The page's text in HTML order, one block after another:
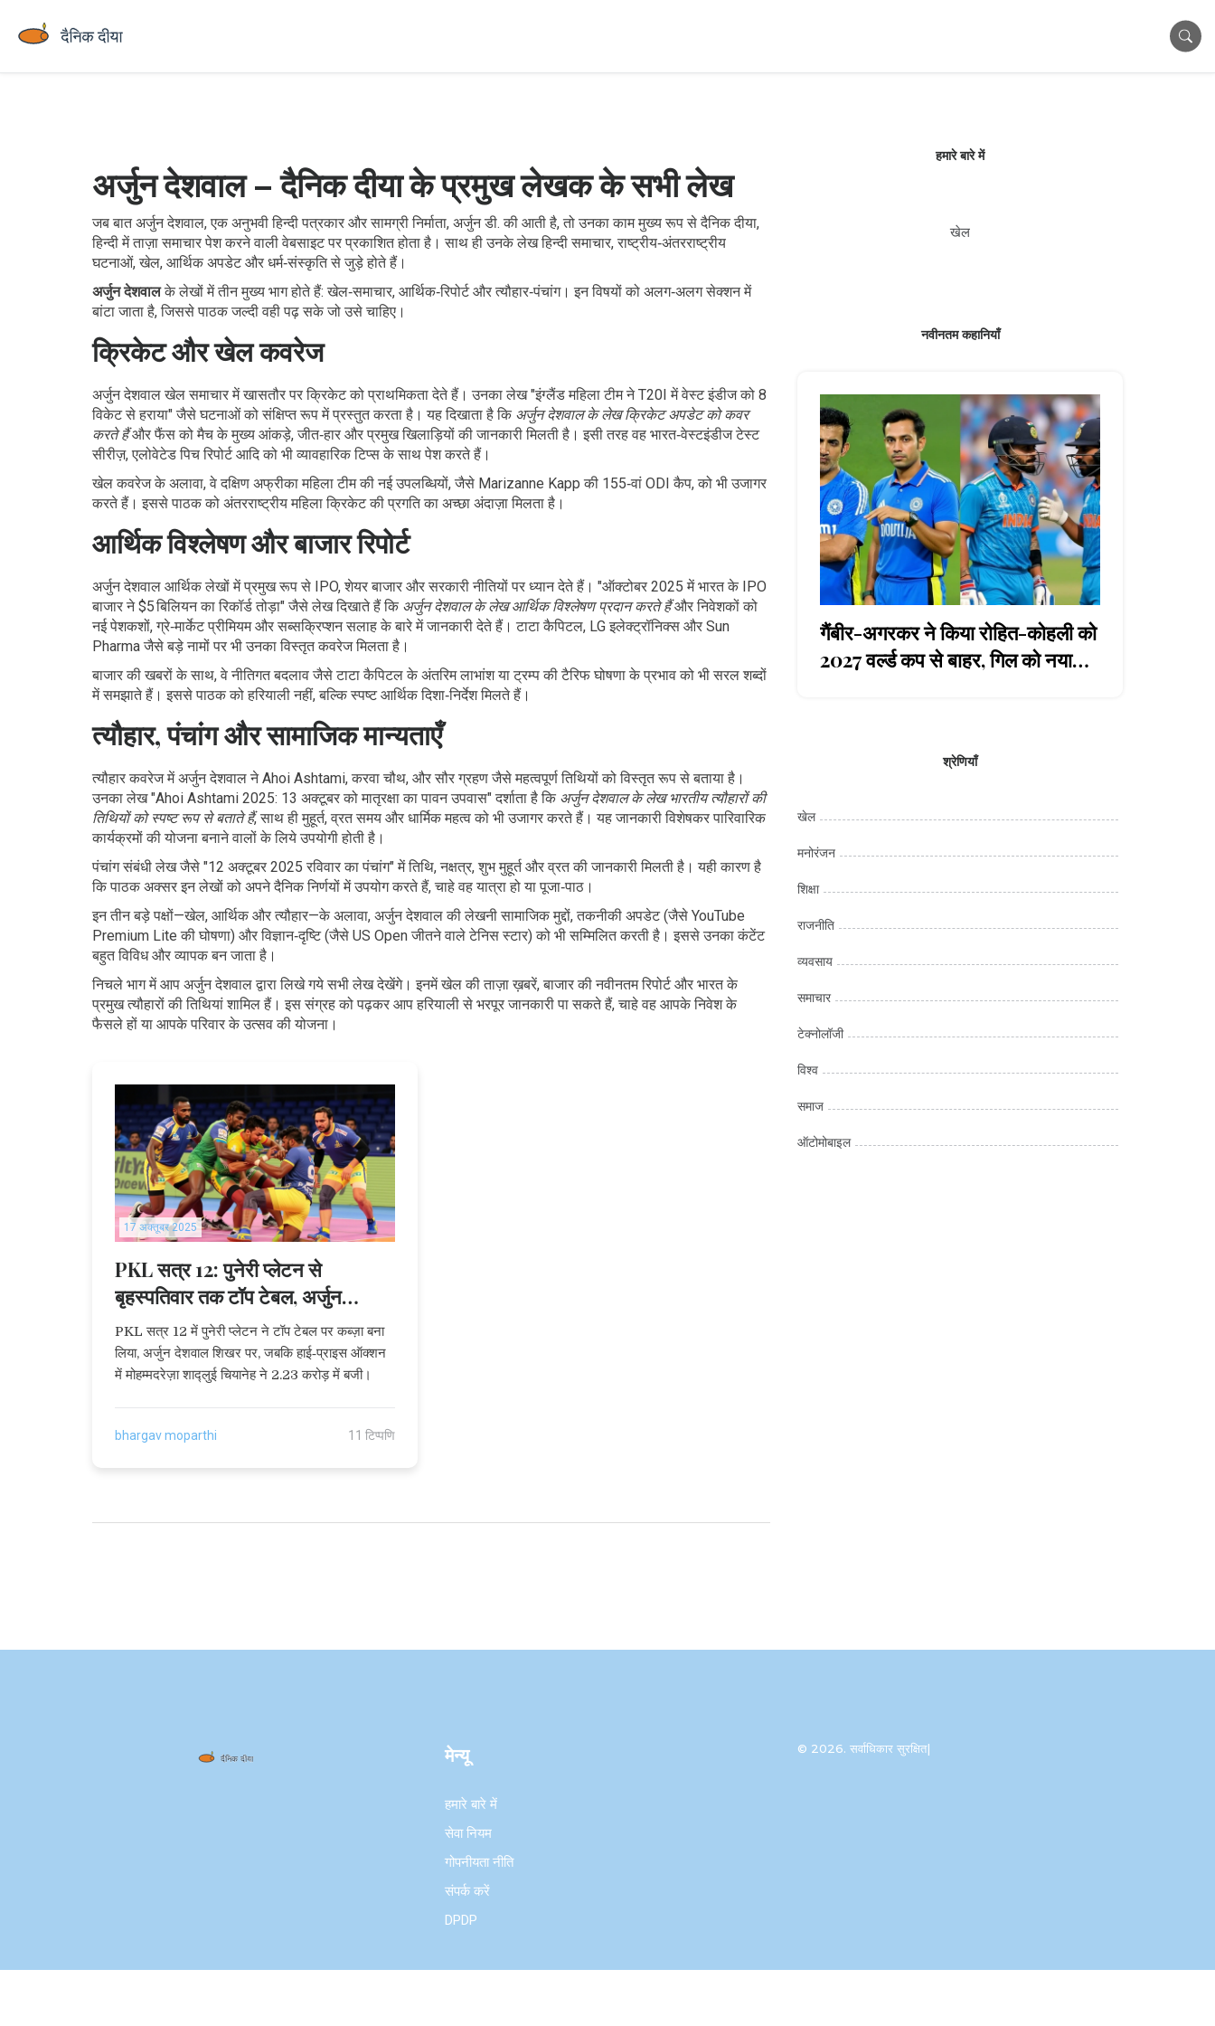
अर्जुन देशवाल – दैनिक दीया के प्रमुख लेखक के सभी लेख
जब बातअर्जुन देशवाल,एक अनुभवी हिन्दी पत्रकार और सामग्री निर्माता, अर्जुन डी. की आती है, तो उनका काम मुख्य रूप सेदैनिक दीया,
हिन्दी में ताज़ा समाचार पेश करने वाली वेबसाइटपर प्रकाशित होता है। साथ ही उनके लेखहिन्दी समाचार,राष्ट्रीय‑अंतरराष्ट्रीय
घटनाओं, खेल, आर्थिक अपडेट और धर्म‑संस्कृति से जुड़े होते हैं।
अर्जुन देशवालके लेखों में तीन मुख्य भाग होते हैं: खेल‑समाचार, आर्थिक‑रिपोर्ट और त्यौहार‑पंचांग। इन विषयों को अलग‑अलग सेक्शन में
बांटा जाता है, जिससे पाठक जल्दी वही पढ़ सके जो उसे चाहिए।
क्रिकेट और खेल कवरेज
अर्जुन देशवाल खेल समाचार में खासतौर पर क्रिकेट को प्राथमिकता देते हैं। उनका लेख "इंग्लैंड महिला टीम ने T20I में वेस्ट इंडीज को 8
विकेट से हराया" जैसे घटनाओं को संक्षिप्त रूप में प्रस्तुत करता है। यह दिखाता है कि अर्जुन देशवाल के लेख क्रिकेट अपडेट को कवर
करते हैंऔर फैंस को मैच के मुख्य आंकड़े, जीत‑हार और प्रमुख खिलाड़ियों की जानकारी मिलती है। इसी तरह वह भारत‑वेस्टइंडीज टेस्ट
सीरीज़, एलोवेटेड पिच रिपोर्ट आदि को भी व्यावहारिक टिप्स के साथ पेश करते हैं।
खेल कवरेज के अलावा, वे दक्षिण अफ्रीका महिला टीम की नई उपलब्धियों, जैसे Marizanne Kapp की 155‑वां ODI कैप, को भी उजागर
करते हैं। इससे पाठक को अंतरराष्ट्रीय महिला क्रिकेट की प्रगति का अच्छा अंदाज़ा मिलता है।
आर्थिक विश्लेषण और बाजार रिपोर्ट
अर्जुन देशवाल आर्थिक लेखों में प्रमुख रूप से IPO, शेयर बाजार और सरकारी नीतियों पर ध्यान देते हैं। "ऑक्टोबर 2025 में भारत के IPO
बाजार ने $5 बिलियन का रिकॉर्ड तोड़ा" जैसे लेख दिखाते हैं कि अर्जुन देशवाल के लेख आर्थिक विश्लेषण प्रदान करते हैंऔर निवेशकों को
नई पेशकशों, ग्रे‑मार्केट प्रीमियम और सब्सक्रिप्शन सलाह के बारे में जानकारी देते हैं। टाटा कैपिटल, LG इलेक्ट्रॉनिक्स और Sun
Pharma जैसे बड़े नामों पर भी उनका विस्तृत कवरेज मिलता है।
बाजार की खबरों के साथ, वे नीतिगत बदलाव जैसे टाटा कैपिटल के अंतरिम लाभांश या ट्रम्प की टैरिफ घोषणा के प्रभाव को भी सरल शब्दों
में समझाते हैं। इससे पाठक को हरियाली नहीं, बल्कि स्पष्ट आर्थिक दिशा‑निर्देश मिलते हैं।
त्यौहार, पंचांग और सामाजिक मान्यताएँ
त्यौहार कवरेज में अर्जुन देशवाल ने Ahoi Ashtami, करवा चौथ, और सौर ग्रहण जैसे महत्वपूर्ण तिथियों को विस्तृत रूप से बताया है।
उनका लेख "Ahoi Ashtami 2025: 13 अक्टूबर को मातृरक्षा का पावन उपवास" दर्शाता है कि अर्जुन देशवाल के लेख भारतीय त्यौहारों की
तिथियों को स्पष्ट रूप से बताते हैं, साथ ही मुहूर्त, व्रत समय और धार्मिक महत्व को भी उजागर करते हैं। यह जानकारी विशेषकर पारिवारिक
कार्यक्रमों की योजना बनाने वालों के लिये उपयोगी होती है।
पंचांग संबंधी लेख जैसे "12 अक्टूबर 2025 रविवार का पंचांग" में तिथि, नक्षत्र, शुभ मुहूर्त और व्रत की जानकारी मिलती है। यही कारण है
कि पाठक अक्सर इन लेखों को अपने दैनिक निर्णयों में उपयोग करते हैं, चाहे वह यात्रा हो या पूजा‑पाठ।
इन तीन बड़े पक्षों—खेल, आर्थिक और त्यौहार—के अलावा, अर्जुन देशवाल की लेखनी सामाजिक मुद्दों, तकनीकी अपडेट (जैसे YouTube
Premium Lite की घोषणा) और विज्ञान‑दृष्टि (जैसे US Open जीतने वाले टेनिस स्टार) को भी सम्मिलित करती है। इससे उनका कंटेंट
बहुत विविध और व्यापक बन जाता है।
निचले भाग में आप अर्जुन देशवाल द्वारा लिखे गये सभी लेख देखेंगे। इनमें खेल की ताज़ा ख़बरें, बाजार की नवीनतम रिपोर्ट और भारत के
प्रमुख त्यौहारों की तिथियां शामिल हैं। इस संग्रह को पढ़कर आप हरियाली से भरपूर जानकारी पा सकते हैं, चाहे वह आपके निवेश के
फैसले हों या आपके परिवार के उत्सव की योजना।
17 अक्तूबर 2025
PKL सत्र 12: पुनेरी प्लेटन से
बृहस्पतिवार तक टॉप टेबल, अर्जुन
देशवाल शिखर पर
PKL सत्र 12 में पुनेरी प्लेटन ने टॉप टेबल पर कब्ज़ा बना
लिया, अर्जुन देशवाल शिखर पर, जबकि हाई‑प्राइस ऑक्शन
में मोहम्मदरेज़ा शाद्लुई चियानेह ने 2.23 करोड़ में बजी।
bhargav moparthi 11 टिप्पणि
हमारे बारे में
खेल
नवीनतम कहानियाँ
गैंबीर-अगरकर ने किया रोहित-कोहली को
2027 वर्ल्ड कप से बाहर, गिल को नया
श्रेणियाँ
खेल
मनोरंजन
शिक्षा
राजनीति
व्यवसाय
समाचार
टेक्नोलॉजी
विश्व
समाज
ऑटोमोबाइल
मेन्यू
हमारे बारे में
सेवा नियम
गोपनीयता नीति
संपर्क करें
DPDP
© 2026. सर्वाधिकार सुरक्षित|